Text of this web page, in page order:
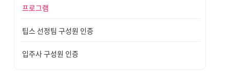
프로그램
팁스 선정팀 구성원 인증
입주사 구성원 인증